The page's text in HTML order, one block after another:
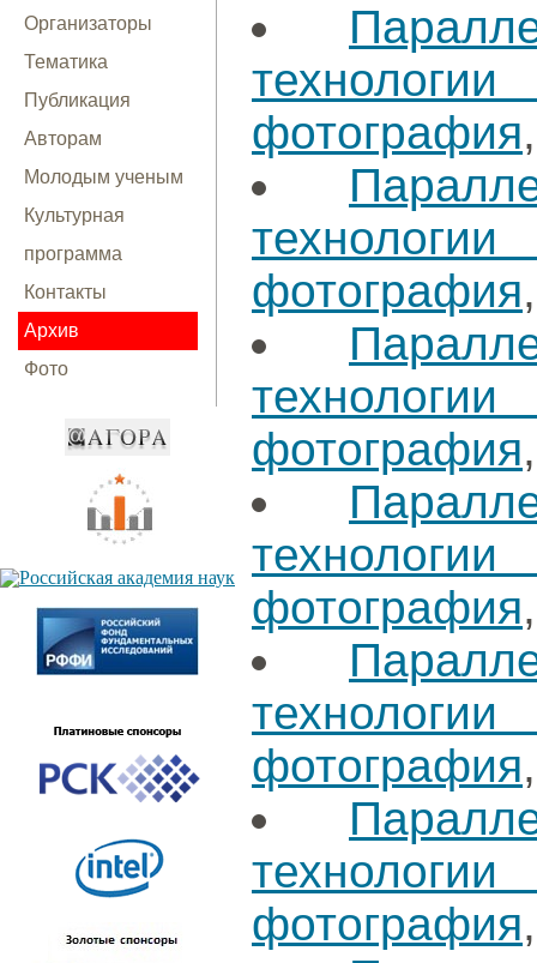
Организаторы
Тематика
Публикация
Авторам
Молодым ученым
Культурная
программа
Контакты
Архив
Фото
фотография
фотография
фотография
фотография
фотография
фотография